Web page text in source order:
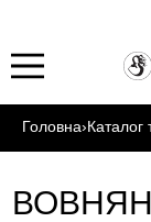
Головна›Каталог